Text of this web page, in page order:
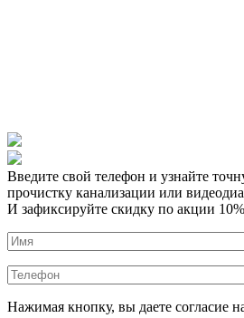
Введите свой телефон и узнайте
прочистку канализации или
И зафиксируйте скидку по акции 10%
Нажимая кнопку, вы даете согласие